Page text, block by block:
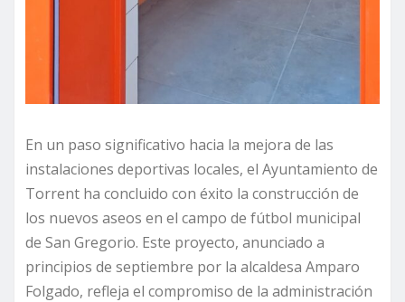
En un paso significativo hacia la mejora de las
instalaciones deportivas locales, el Ayuntamiento de
Torrent ha concluido con éxito la construcción de
los nuevos aseos en el campo de fútbol municipal
de San Gregorio. Este proyecto, anunciado a
principios de septiembre por la alcaldesa Amparo
Folgado, refleja el compromiso de la administración